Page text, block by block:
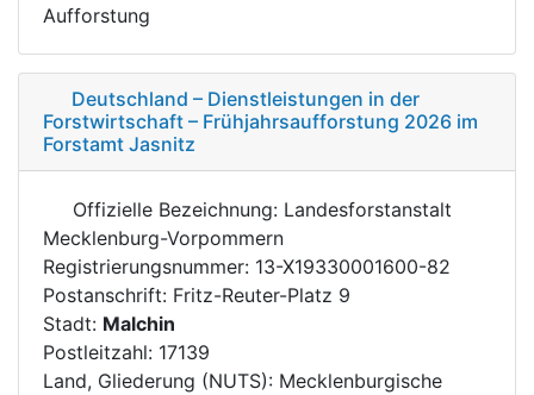
Aufforstung
Deutschland – Dienstleistungen in der
Forstwirtschaft – Frühjahrsaufforstung 2026 im
Forstamt Jasnitz
Offizielle Bezeichnung: Landesforstanstalt
Mecklenburg-Vorpommern
Registrierungsnummer: 13-X19330001600-82
Postanschrift: Fritz-Reuter-Platz 9
Stadt: Malchin
Postleitzahl: 17139
Land, Gliederung (NUTS): Mecklenburgische